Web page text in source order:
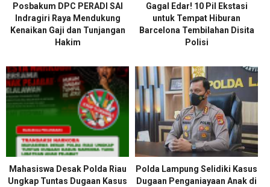
Posbakum DPC PERADI SAI
Indragiri Raya Mendukung
Kenaikan Gaji dan Tunjangan
Hakim
Gagal Edar! 10 Pil Ekstasi
untuk Tempat Hiburan
Barcelona Tembilahan Disita
Polisi
Mahasiswa Desak Polda Riau
Ungkap Tuntas Dugaan Kasus
Polda Lampung Selidiki Kasus
Dugaan Penganiayaan Anak di